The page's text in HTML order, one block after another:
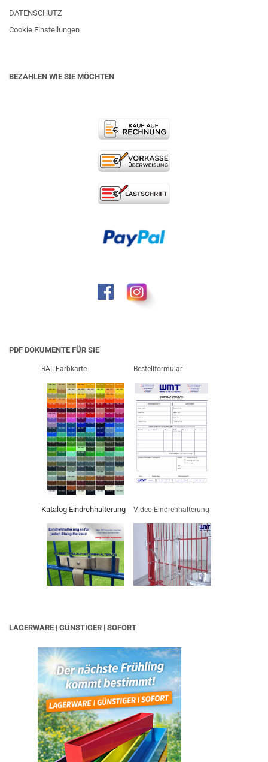
DATENSCHUTZ
Cookie Einstellungen
BEZAHLEN WIE SIE MÖCHTEN
PDF DOKUMENTE FÜR SIE
RAL Farbkarte Bestellformular
Katalog Eindrehhalterung Video Eindrehhalterung
LAGERWARE | GÜNSTIGER | SOFORT